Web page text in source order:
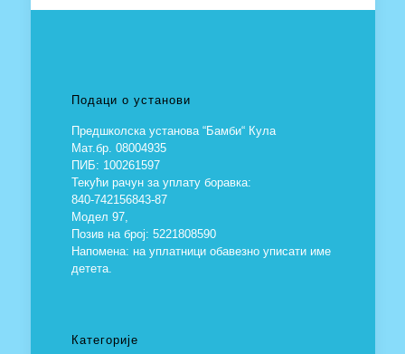
Подаци о установи
Предшколска установа “Бамби“ Кула
Мат.бр. 08004935
ПИБ: 100261597
Текући рачун за уплату боравка:
840-742156843-87
Модел 97,
Позив на број: 5221808590
Напомена: на уплатници обавезно уписати име
детета.
Категорије